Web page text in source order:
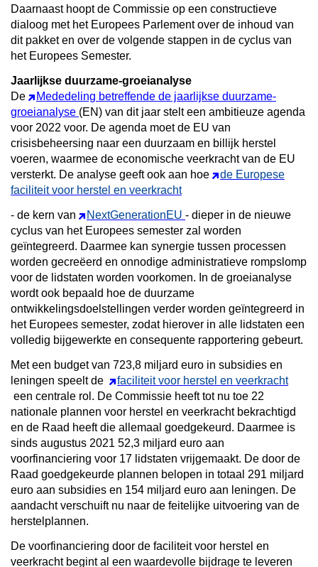
Daarnaast hoopt de Commissie op een constructieve
dialoog met het Europees Parlement over de inhoud van
dit pakket en over de volgende stappen in de cyclus van
het Europees Semester.
Jaarlijkse duurzame-groeianalyse
De
Mededeling betreffende de jaarlijkse duurzame-
groeianalyse (EN) van dit jaar stelt een ambitieuze agenda
voor 2022 voor. De agenda moet de EU van
crisisbeheersing naar een duurzaam en billijk herstel
voeren, waarmee de economische veerkracht van de EU
versterkt. De analyse geeft ook aan hoe
de Europese
faciliteit voor herstel en veerkracht
- de kern van NextGenerationEU - dieper in de nieuwe
cyclus van het Europees semester zal worden
geïntegreerd. Daarmee kan synergie tussen processen
worden gecreëerd en onnodige administratieve rompslomp
voor de lidstaten worden voorkomen. In de groeianalyse
wordt ook bepaald hoe de duurzame
ontwikkelingsdoelstellingen verder worden geïntegreerd in
het Europees semester, zodat hierover in alle lidstaten een
volledig bijgewerkte en consequente rapportering gebeurt.
Met een budget van 723,8 miljard euro in subsidies en
leningen speelt de
faciliteit voor herstel en veerkracht
een centrale rol. De Commissie heeft tot nu toe 22
nationale plannen voor herstel en veerkracht bekrachtigd
en de Raad heeft die allemaal goedgekeurd. Daarmee is
sinds augustus 2021 52,3 miljard euro aan
voorfinanciering voor 17 lidstaten vrijgemaakt. De door de
Raad goedgekeurde plannen belopen in totaal 291 miljard
euro aan subsidies en 154 miljard euro aan leningen. De
aandacht verschuift nu naar de feitelijke uitvoering van de
herstelplannen.
De voorfinanciering door de faciliteit voor herstel en
veerkracht begint al een waardevolle bijdrage te leveren